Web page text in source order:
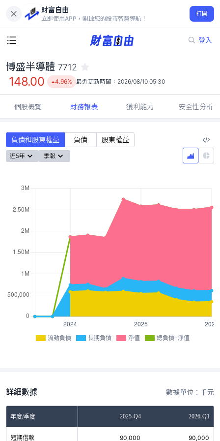
財富自由
立即使用APP，開啟您的股市智慧導航！
打開
登入
148.00
4.96%
博盛半導體 7712
148.00 4.96% 最近更新時間： 2026/08/10 05:30
個股概覽 財務報表 獲利能力 安全性分析
負債和股東權益 負債 股東權益
近5年 季報
流動負債 長期負債 淨值 總負債+淨值
詳細數據 數據單位：千元
年度/季度 2025-Q4 2026-Q1
短期借款 90,000 90,000